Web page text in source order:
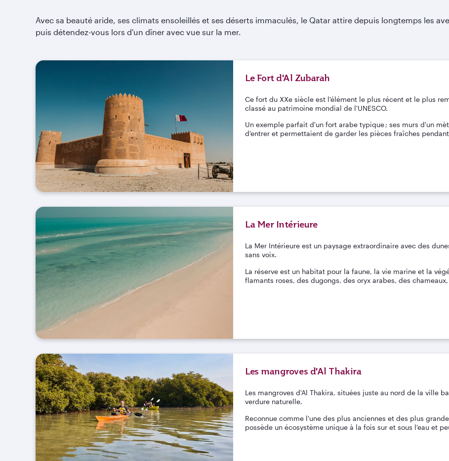
Avec sa beauté aride, ses climats ensoleillés et ses déserts immaculés, le Qatar attire depuis longtemps les
puis détendez-vous lors d'un dîner avec vue sur la mer.
Le Fort d'Al Zubarah
Ce fort du XXe siècle est l'élément le plus récent et le plus
classé au patrimoine mondial de l'UNESCO.
Un exemple parfait d'un fort arabe typique ; ses murs d'un
d'entrer et permettaient de garder les pièces fraîches
La Mer Intérieure
La Mer Intérieure est un paysage extraordinaire avec des
sans voix.
La réserve est un habitat pour la faune, la vie marine et la
flamants roses, des dugongs, des oryx arabes, des
Les mangroves d'Al Thakira
Les mangroves d'Al Thakira, situées juste au nord de la ville
verdure naturelle.
Reconnue comme l'une des plus anciennes et des plus
possède un écosystème unique à la fois sur et sous l'eau et